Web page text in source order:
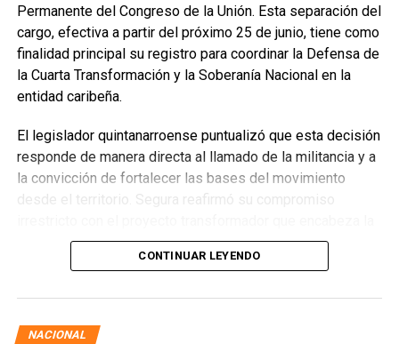
Permanente del Congreso de la Unión. Esta separación del
cargo, efectiva a partir del próximo 25 de junio, tiene como
finalidad principal su registro para coordinar la Defensa de
la Cuarta Transformación y la Soberanía Nacional en la
entidad caribeña.
El legislador quintanarroense puntualizó que esta decisión
responde de manera directa al llamado de la militancia y a
la convicción de fortalecer las bases del movimiento
desde el territorio. Segura reafirmó su compromiso
presidenta de la República, Claudia Sheinbaum Pardo,
asegurando que la consolidación del bienestar social
CONTINUAR LEYENDO
NACIONAL